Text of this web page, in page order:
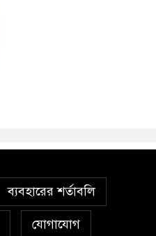
ব্যবহারের শর্তাবলি
যোগাযোগ